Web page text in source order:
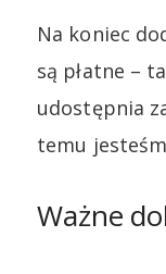
Na koniec
są płatne –
udostępnia
temu
Ważne